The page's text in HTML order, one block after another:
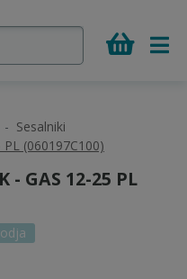
Sesalniki
(060197C100)
- GAS 12-25 PL